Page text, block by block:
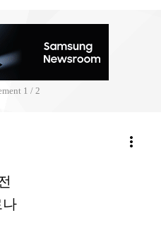
2 / 2
more_vert
나